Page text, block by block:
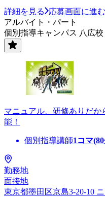
詳細を見る
応募画面に進む
アルバイト・パート
個別指導キャンパス 八広校
マニュアル、研修ありだか
能！
個別指導講師1コマ
勤務地
面接地
東京都墨田区京島3-20-10